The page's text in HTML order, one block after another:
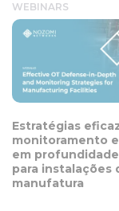
WEBINARS
Estratégias
monitoramento
em
para instalações
manufatura